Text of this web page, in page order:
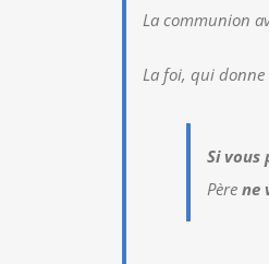
La communion
La foi, qui donne
Si vous
Père ne